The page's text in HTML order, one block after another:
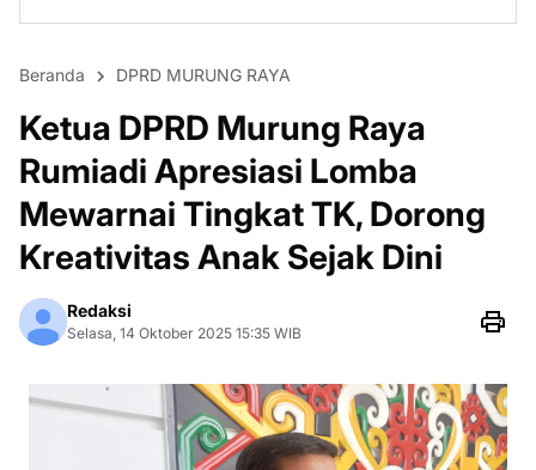
Beranda DPRD MURUNG RAYA
Ketua DPRD Murung Raya
Rumiadi Apresiasi Lomba
Mewarnai Tingkat TK, Dorong
Kreativitas Anak Sejak Dini
Redaksi
Selasa, 14 Oktober 2025 15:35 WIB